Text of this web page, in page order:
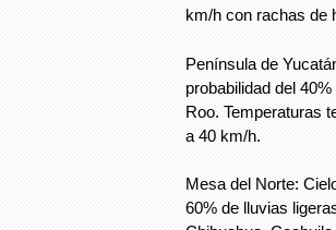
km/h con rachas de
Península de
probabilidad del
Roo. Temperaturas
a 40 km/h.
Mesa del Norte:
60% de lluvias